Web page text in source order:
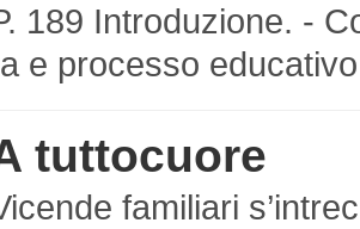
189 Introduzione. -
e processo
tuttocuore
familiari